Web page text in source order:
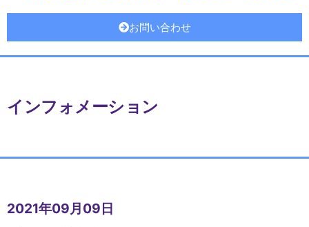
お問い合わせ
インフォメーション
2021年09月09日